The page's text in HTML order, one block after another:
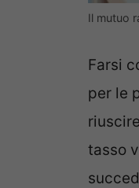
Il mutuo
Farsi
per le
tasso